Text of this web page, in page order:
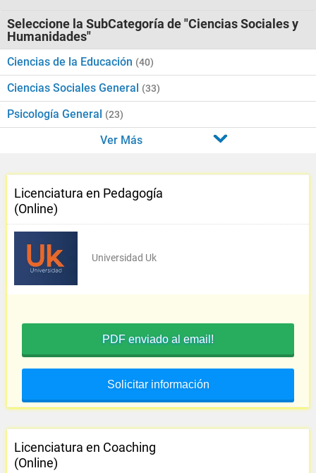
Seleccione la SubCategoría de "Ciencias Sociales y
Humanidades"
Ciencias de la Educación (40)
Ciencias Sociales General (33)
Psicología General (23)
Ver Más
Licenciatura en Pedagogía
(Online)
Universidad Uk
PDF enviado al email!
Solicitar información
Licenciatura en Coaching
(Online)